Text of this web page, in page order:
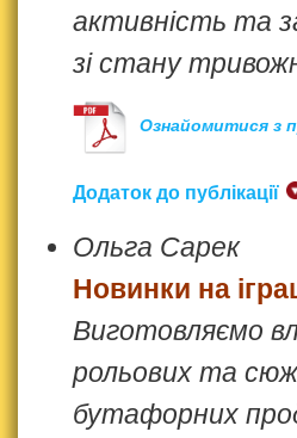
активність та
зі стану
Ознайомитися з
Додаток до публікації
Ольга Сарек
Новинки на
Виготовляємо
рольових та
бутафорних